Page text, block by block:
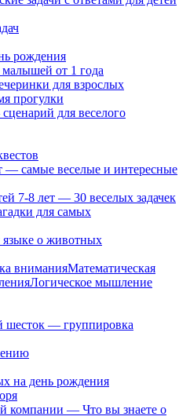
рождения
от 1 года
для взрослых
прогулки
для веселого
— самые веселые и интересные
7-8 лет — 30 веселых задачек
для самых
языке о животных
вниманияМатематическая
Логическое мышление
шесток — группировка
на день рождения
компании — Что вы знаете о